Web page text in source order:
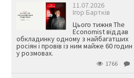
11.07.2026
Ігор Бартків
Цього тижня The
Economist віддав
обкладинку одному з найбагатших
росіян і провів із ним майже 60 годин
у розмовах.
1766